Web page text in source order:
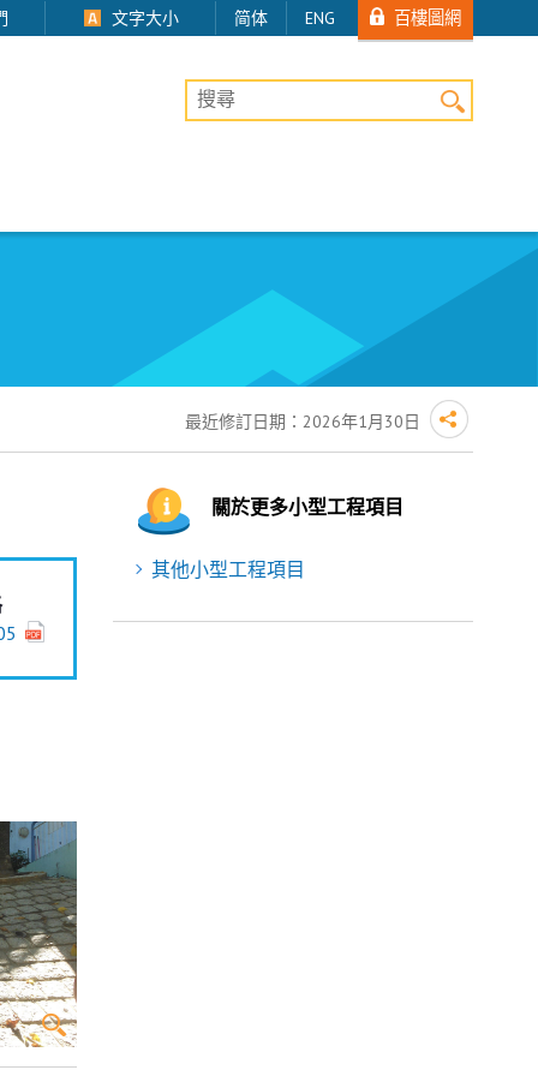
文字大小 简体 ENG 百樓圖網
桌上版網站搜尋
最近修訂日期：2026年1月30日
關於更多小型工程項目
其他小型工程項目